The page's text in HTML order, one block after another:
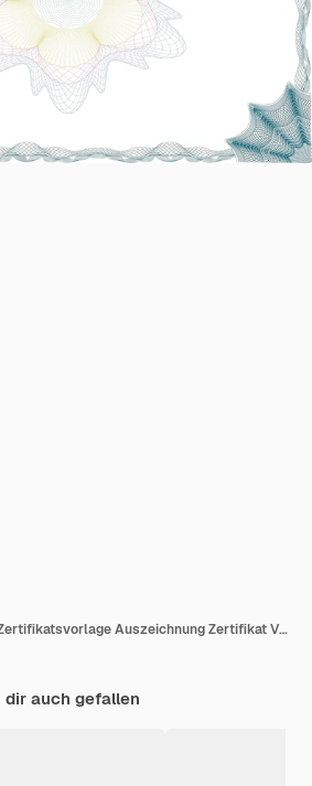
Kostenlose PSD-Zertifikatsvorlage Auszeichnung Zertifikat Vorlage Design Vektor
dir auch gefallen